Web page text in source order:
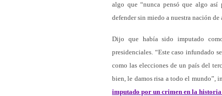
algo que “nunca pensó que algo
defender sin miedo a nuestra nación
Dijo que había sido imputado
presidenciales. “Este caso infundado
como las elecciones de un país del
bien, le damos risa a todo el mundo”,
imputado por un crimen en la historia